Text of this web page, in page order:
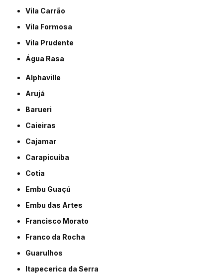
Vila Carrão
Vila Formosa
Vila Prudente
Água Rasa
Alphaville
Arujá
Barueri
Caieiras
Cajamar
Carapicuíba
Cotia
Embu Guaçú
Embu das Artes
Francisco Morato
Franco da Rocha
Guarulhos
Itapecerica da Serra